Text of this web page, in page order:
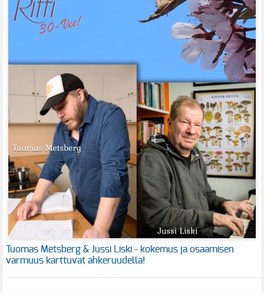
Tuomas Metsberg & Jussi Liski - kokemus ja osaamisen
varmuus karttuvat ahkeruudella!